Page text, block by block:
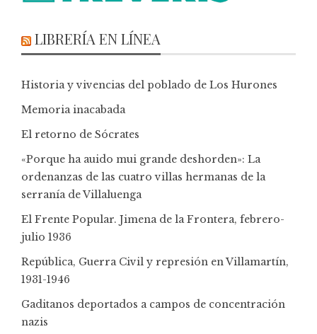
LIBRERÍA EN LÍNEA
Historia y vivencias del poblado de Los Hurones
Memoria inacabada
El retorno de Sócrates
«Porque ha auido mui grande deshorden»: La
ordenanzas de las cuatro villas hermanas de la
serranía de Villaluenga
El Frente Popular. Jimena de la Frontera, febrero-
julio 1936
República, Guerra Civil y represión en Villamartín,
1931-1946
Gaditanos deportados a campos de concentración
nazis